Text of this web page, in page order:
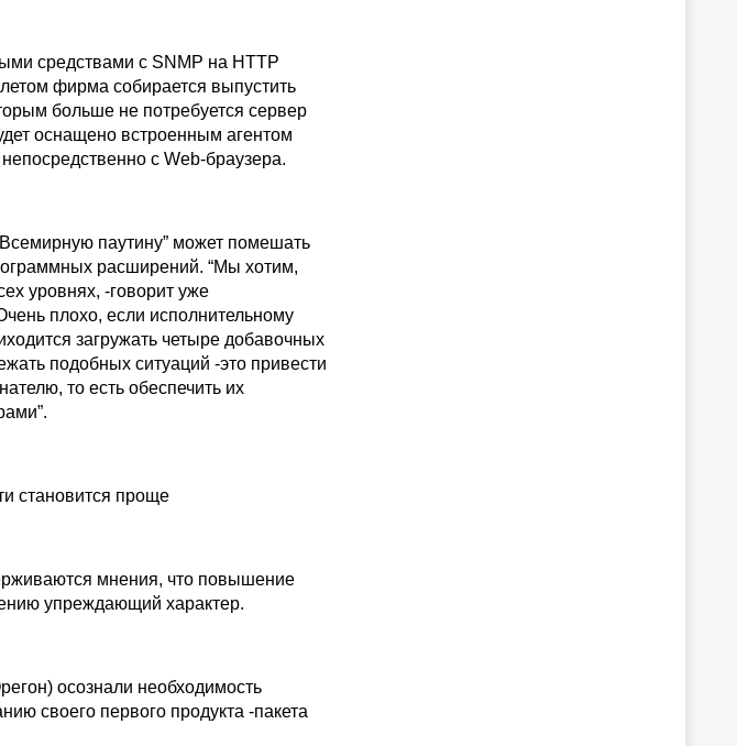
средствами с SNMP на НТТР
фирма собирается выпустить
больше не потребуется сервер
оснащено встроенным агентом
с Web-браузера.
паутину” может помешать
расширений. “Мы хотим,
уровнях, -говорит уже
плохо, если исполнительному
загружать четыре добавочных
подобных ситуаций -это привести
то есть обеспечить их
становится проще
мнения, что повышение
упреждающий характер.
осознали необходимость
своего первого продукта -пакета